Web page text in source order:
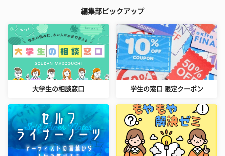
編集部ピックアップ
大学生の相談窓口 学生の窓口 限定クーポン